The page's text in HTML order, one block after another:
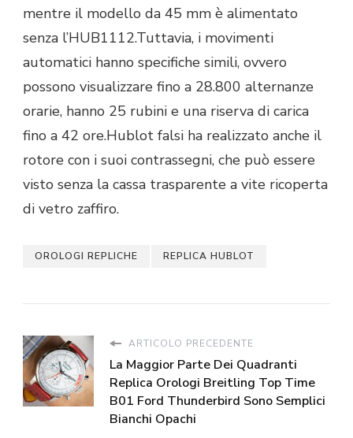
mentre il modello da 45 mm è alimentato
senza l’HUB1112.Tuttavia, i movimenti
automatici hanno specifiche simili, ovvero
possono visualizzare fino a 28.800 alternanze
orarie, hanno 25 rubini e una riserva di carica
fino a 42 ore.Hublot falsi ha realizzato anche il
rotore con i suoi contrassegni, che può essere
visto senza la cassa trasparente a vite ricoperta
di vetro zaffiro.
OROLOGI REPLICHE REPLICA HUBLOT
ARTICOLO PRECEDENTE
La Maggior Parte Dei Quadranti
Replica Orologi Breitling Top Time
B01 Ford Thunderbird Sono Semplici
Bianchi Opachi